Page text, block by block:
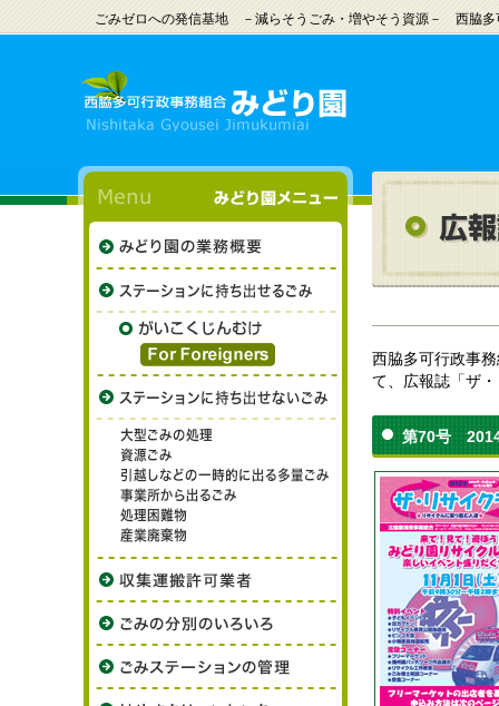
ごみゼロへの発信基地 －減らそうごみ・増やそう資源－ 西脇多
西脇多可行政事
て、広報誌「ザ
第70号